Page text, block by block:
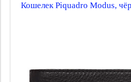
Кошелек Piquadro Modus,